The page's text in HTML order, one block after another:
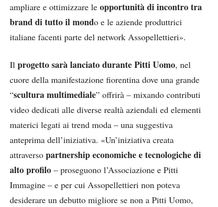
ampliare e ottimizzare le opportunità di incontro tra
brand di tutto il mondo e le aziende produttrici
italiane facenti parte del network Assopellettieri».
Il progetto sarà lanciato durante Pitti Uomo, nel
cuore della manifestazione fiorentina dove una grande
“scultura multimediale” offrirà – mixando contributi
video dedicati alle diverse realtà aziendali ed elementi
materici legati ai trend moda – una suggestiva
anteprima dell’iniziativa. «Un’iniziativa creata
attraverso partnership economiche e tecnologiche di
alto profilo – proseguono l’Associazione e Pitti
Immagine – e per cui Assopellettieri non poteva
desiderare un debutto migliore se non a Pitti Uomo,